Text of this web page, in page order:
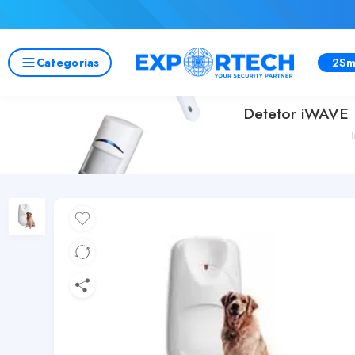
Categorias
Detetor